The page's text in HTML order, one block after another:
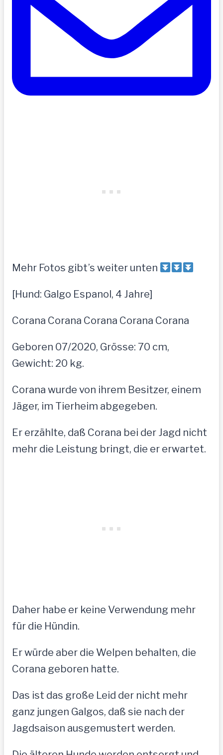
Mehr Fotos gibt’s weiter unten
[Hund: Galgo Espanol, 4 Jahre]
Corana Corana Corana Corana Corana
Geboren 07/2020, Grösse: 70 cm,
Gewicht: 20 kg.
Corana wurde von ihrem Besitzer, einem
Jäger, im Tierheim abgegeben.
Er erzählte, daß Corana bei der Jagd nicht
mehr die Leistung bringt, die er erwartet.
Daher habe er keine Verwendung mehr
für die Hündin.
Er würde aber die Welpen behalten, die
Corana geboren hatte.
Das ist das große Leid der nicht mehr
ganz jungen Galgos, daß sie nach der
Jagdsaison ausgemustert werden.